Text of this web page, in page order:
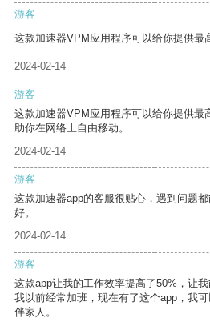
游客
这款加速器VPM应用程序可以给你提供最
2024-02-14
游客
这款加速器VPM应用程序可以给你提供最
助你在网络上自由移动。
2024-02-14
游客
这款加速器app的客服很贴心，遇到问题
好。
2024-02-14
游客
这款app让我的工作效率提高了50%，让
我以前经常加班，现在有了这个app，我
伴家人。